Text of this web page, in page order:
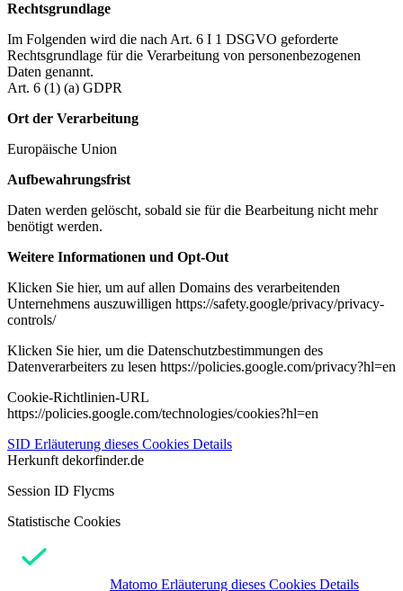
Rechtsgrundlage
Im Folgenden wird die nach Art. 6 I 1 DSGVO geforderte
Rechtsgrundlage für die Verarbeitung von personenbezogenen
Daten genannt.
Art. 6 (1) (a) GDPR
Ort der Verarbeitung
Europäische Union
Aufbewahrungsfrist
Daten werden gelöscht, sobald sie für die Bearbeitung nicht mehr
benötigt werden.
Weitere Informationen und Opt-Out
Klicken Sie hier, um auf allen Domains des verarbeitenden
Unternehmens auszuwilligen https://safety.google/privacy/privacy-
controls/
Klicken Sie hier, um die Datenschutzbestimmungen des
Datenverarbeiters zu lesen https://policies.google.com/privacy?hl=en
Cookie-Richtlinien-URL
https://policies.google.com/technologies/cookies?hl=en
SID Erläuterung dieses Cookies Details
Herkunft dekorfinder.de
Session ID Flycms
Statistische Cookies
Matomo Erläuterung dieses Cookies Details